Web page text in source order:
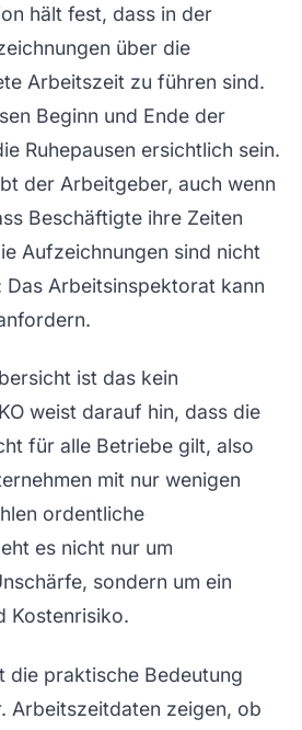
hält fest, dass in der
über die
Arbeitszeit zu führen sind.
Beginn und Ende der
Ruhepausen ersichtlich sein.
der Arbeitgeber, auch wenn
Beschäftigte ihre Zeiten
Aufzeichnungen sind nicht
Das Arbeitsinspektorat kann
ist das kein
weist darauf hin, dass die
für alle Betriebe gilt, also
mit nur wenigen
ordentliche
es nicht nur um
sondern um ein
Kostenrisiko.
die praktische Bedeutung
Arbeitszeitdaten zeigen, ob